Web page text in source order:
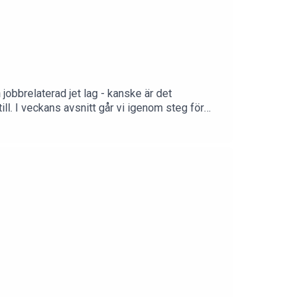
jet lag - kanske är det
I veckans avsnitt går vi igenom steg för
Mejla till oss: